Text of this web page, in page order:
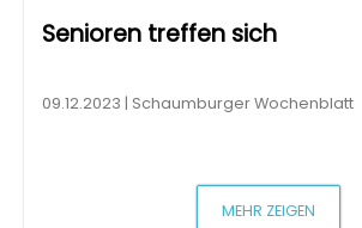
Senioren treffen sich
09.12.2023 | Schaumburger Wochenblatt
MEHR ZEIGEN